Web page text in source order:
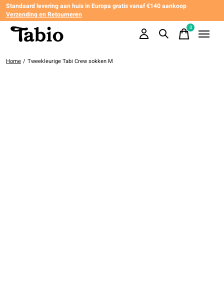
Standaard levering aan huis in Europa gratis vanaf €140 aankoop
Verzending en Retourneren
0items
Home / Tweekleurige Tabi Crew sokken M